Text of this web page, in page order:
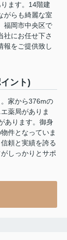
ます。14階建
がらも綺麗な室
福岡市中央区で
社にお任せ下さ
報をご提供致し
ント)
家から376mの
薬局がありま
あります。御身
件となっていま
頼と実績を誇る
しっかりとサポ